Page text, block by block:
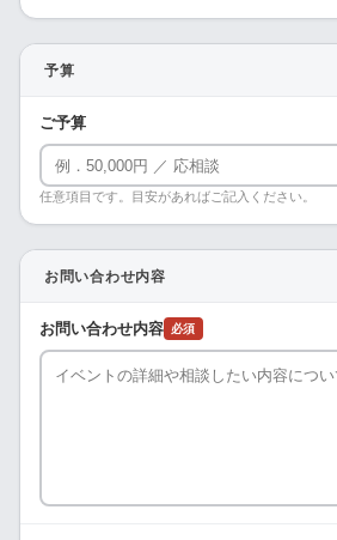
予算
ご予算
任意項目です。目安があればご記入ください。
お問い合わせ内容
お問い合わせ内容 必須